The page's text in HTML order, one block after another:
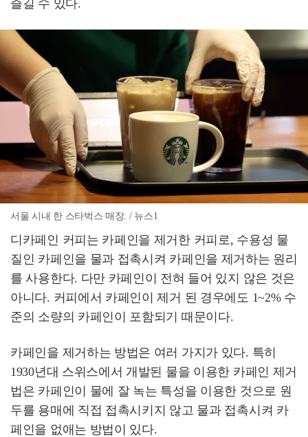
즐길 수 있다.
서울 시내 한 스타벅스 매장. / 뉴스1
디카페인 커피는 카페인을 제거한 커피로, 수용성 물
질인 카페인을 물과 접촉시켜 카페인을 제거하는 원리
를 사용한다. 다만 카페인이 전혀 들어 있지 않은 것은
아니다. 커피에서 카페인이 제거 된 경우에도 1~2% 수
준의 소량의 카페인이 포함되기 때문이다.
카페인을 제거하는 방법은 여러 가지가 있다. 특히
1930년대 스위스에서 개발된 물을 이용한 카페인 제거
법은 카페인이 물에 잘 녹는 특성을 이용한 것으로 원
두를 용매에 직접 접촉시키지 않고 물과 접촉시켜 카
페인을 없애는 방법이 있다.